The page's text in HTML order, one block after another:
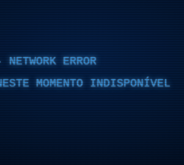
ERROR
MOMENTO INDISPONÍVEL